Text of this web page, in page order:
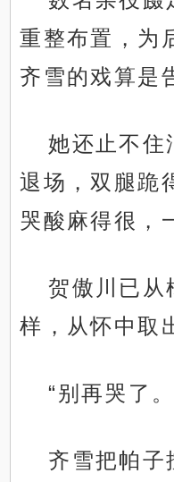
重整布置，为
齐雪的戏算是
她还止不住
退场，双腿跪
哭酸麻得很，
贺傲川已从
样，从怀中取
“别再哭了
齐雪把帕子